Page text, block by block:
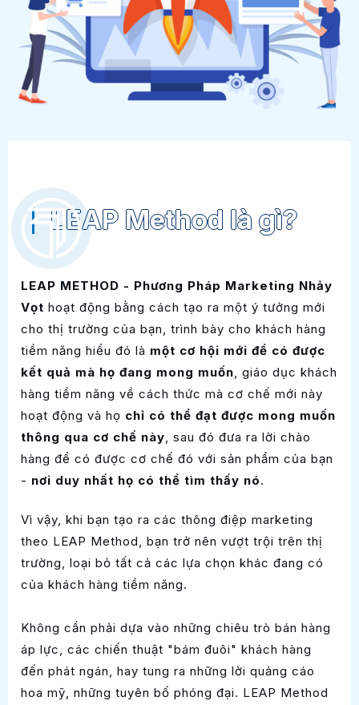
LEAP Method là gì?
LEAP METHOD - Phương Pháp Marketing Nhảy
Vọt hoạt động bằng cách tạo ra một ý tưởng mới
cho thị trường của bạn, trình bày cho khách hàng
tiềm năng hiểu đó là một cơ hội mới để có được
kết quả mà họ đang mong muốn , giáo dục khách
hàng tiềm năng về cách thức mà cơ chế mới này
hoạt động và họ chỉ có thể đạt được mong muốn
thông qua cơ chế này , sau đó đưa ra lời chào
hàng để có được cơ chế đó với sản phẩm của bạn
- nơi duy nhất họ có thể tìm thấy nó.
Vì vậy, khi bạn tạo ra các thông điệp marketing
theo LEAP Method, bạn trở nên vượt trội trên thị
trường, loại bỏ tất cả các lựa chọn khác đang có
của khách hàng tiềm năng.
Không cần phải dựa vào những chiêu trò bán hàng
áp lực, các chiến thuật "bám đuôi" khách hàng
đến phát ngán, hay tung ra những lời quảng cáo
hoa mỹ, những tuyên bố phóng đại. LEAP Method